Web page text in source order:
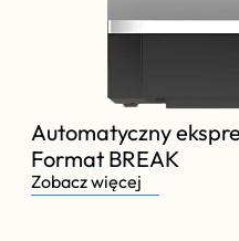
Automatyczny
Format BREAK
Zobacz więcej